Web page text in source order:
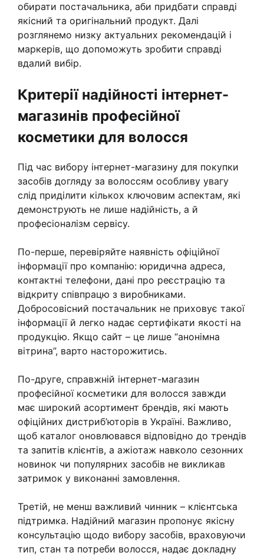
обирати постачальника, аби придбати справді
якісний та оригінальний продукт. Далі
розглянемо низку актуальних рекомендацій і
маркерів, що допоможуть зробити справді
вдалий вибір.
Критерії надійності інтернет-
магазинів професійної
косметики для волосся
Під час вибору інтернет-магазину для покупки
засобів догляду за волоссям особливу увагу
слід приділити кількох ключовим аспектам, які
демонструють не лише надійність, а й
професіоналізм сервісу.
По-перше, перевіряйте наявність офіційної
інформації про компанію: юридична адреса,
контактні телефони, дані про реєстрацію та
відкриту співпрацю з виробниками.
Добросовісний постачальник не приховує такої
інформації й легко надає сертифікати якості на
продукцію. Якщо сайт – це лише “анонімна
вітрина”, варто насторожитись.
По-друге, справжній інтернет-магазин
професійної косметики для волосся завжди
має широкий асортимент брендів, які мають
офіційних дистриб’юторів в Україні. Важливо,
щоб каталог оновлювався відповідно до трендів
та запитів клієнтів, а ажіотаж навколо сезонних
новинок чи популярних засобів не викликав
затримок у виконанні замовлення.
Третій, не менш важливий чинник – клієнтська
підтримка. Надійний магазин пропонує якісну
консультацію щодо вибору засобів, враховуючи
тип, стан та потреби волосся, надає докладну